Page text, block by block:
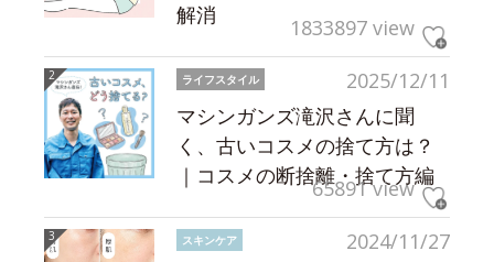
解消
1833897 view
2025/12/11
ライフスタイル
マシンガンズ滝沢さんに聞
く、古いコスメの捨て方は？
｜コスメの断捨離・捨て方編
65891 view
2024/11/27
スキンケア